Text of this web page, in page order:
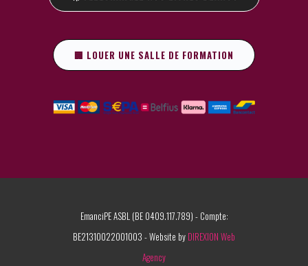
🏢 LOUER UNE SALLE DE FORMATION
EmanciPE ASBL (BE 0409.117.789) - Compte:
BE21310022001003 - Website by DIREXION Web
Agency